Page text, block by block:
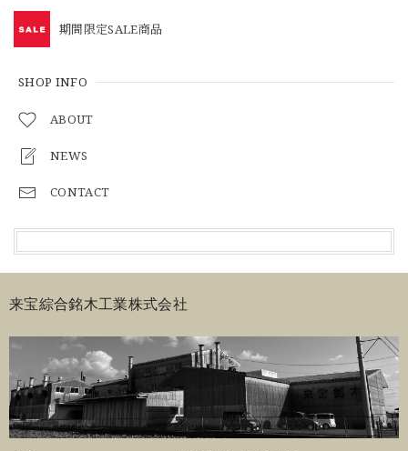
期間限定SALE商品
SHOP INFO
ABOUT
NEWS
CONTACT
来宝綜合銘木工業株式会社